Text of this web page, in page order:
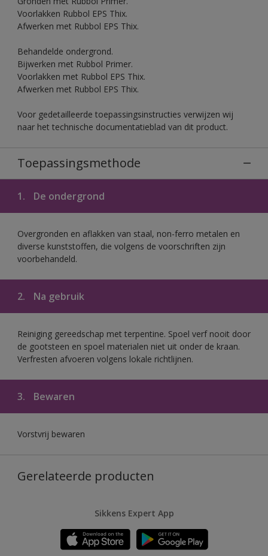
Voorlakken Rubbol EPS Thix.
Afwerken met Rubbol EPS Thix.
Behandelde ondergrond.
Bijwerken met Rubbol Primer.
Voorlakken met Rubbol EPS Thix.
Afwerken met Rubbol EPS Thix.
Voor gedetailleerde toepassingsinstructies verwijzen wij
naar het technische documentatieblad van dit product.
Toepassingsmethode
1. De ondergrond
Overgronden en aflakken van staal, non-ferro metalen en
diverse kunststoffen, die volgens de voorschriften zijn
voorbehandeld.
2. Na gebruik
Reiniging gereedschap met terpentine. Spoel verf nooit door
de gootsteen en spoel materialen niet uit onder de kraan.
Verfresten afvoeren volgens lokale richtlijnen.
3. Bewaren
Vorstvrij bewaren
Gerelateerde producten
Sikkens Expert App